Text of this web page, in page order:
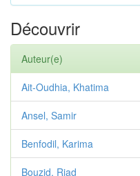
Découvrir
Auteur(e)
Ait-Oudhia, Khatima
Ansel, Samir
Benfodil, Karima
Bouzid, Riad